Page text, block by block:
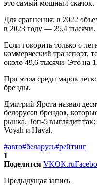
это самый мощный скачок.
Для сравнения: в 2022
в 2023 году — 25,4 тысячи.
Если говорить только о
коммерческий транспорт,
около 49,6 тысячи. Это на
При этом среди марок
бренды.
Дмитрий Ярота назвал
белорусов брендов,
рынка. Топ-5 выглядит
Voyah и Haval.
#авто#беларусь#рейтинг
1
Поделится VKOK.ru
Предыдущая запись